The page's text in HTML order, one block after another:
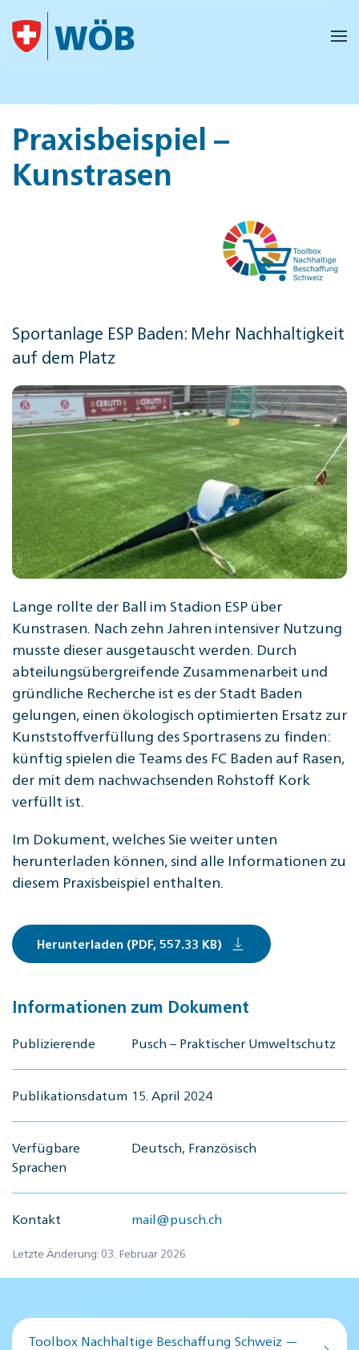
Skip to main content
Praxisbeispiel –
Kunstrasen
Sportanlage ESP Baden: Mehr Nachhaltigkeit
auf dem Platz
Lange rollte der Ball im Stadion ESP über
Kunstrasen. Nach zehn Jahren intensiver Nutzung
musste dieser ausgetauscht werden. Durch
abteilungsübergreifende Zusammenarbeit und
gründliche Recherche ist es der Stadt Baden
gelungen, einen ökologisch optimierten Ersatz zur
Kunststoffverfüllung des Sportrasens zu finden:
künftig spielen die Teams des FC Baden auf Rasen,
der mit dem nachwachsenden Rohstoff Kork
verfüllt ist.
Im Dokument, welches Sie weiter unten
herunterladen können, sind alle Informationen zu
diesem Praxisbeispiel enthalten.
Herunterladen (PDF, 557.33 KB)
Informationen zum Dokument
Publizierende Pusch – Praktischer Umweltschutz
Publikationsdatum 15. April 2024
Verfügbare
Sprachen
Deutsch, Französisch
Kontakt mail@pusch.ch
Letzte Änderung: 03. Februar 2026
Toolbox Nachhaltige Beschaffung Schweiz —